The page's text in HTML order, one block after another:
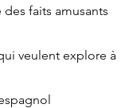
faits amusants
veulent explore à